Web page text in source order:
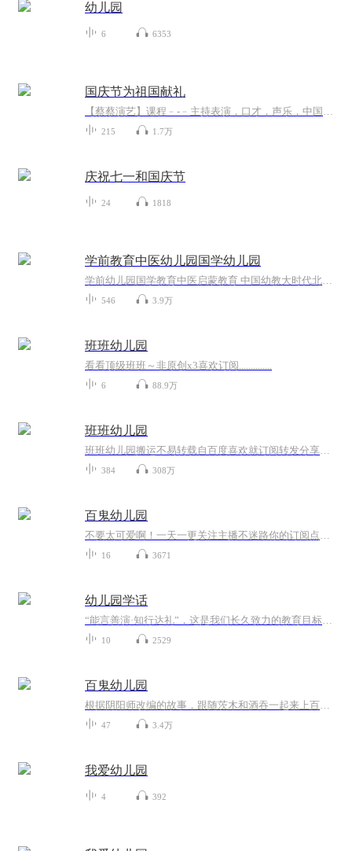
幼儿园
6 6353
国庆节为祖国献礼
【蔡蔡演艺】课程﹣-﹣主持表演，口才，声乐，中国舞，民族舞。独特的小舞台，专业的录音棚，每一位同学都能成为优秀的小明星。独特的教学模式，轻松上课，快乐学习！知名主持人，舞蹈家，高级教师任职授课！江南总校：河沟街42号三楼 18545856430江北分校...
215 1.7万
庆祝七一和国庆节
24 1818
学前教育中医幼儿园国学幼儿园
学前幼儿园国学教育中医启蒙教育 中国幼教大时代北京果雪儿原创在线学前教育直播频道推出的每天三分钟播报时间，聚焦火热中华优秀传统文化国学幼教信息内容方面：1、聚焦学前教育、幼儿园教育、家庭教育、国学教育、中医启蒙绘本阅读。2、面向幼儿园园长、...
546 3.9万
班班幼儿园
看看顶级班班～非原创x3喜欢订阅..............
6 88.9万
班班幼儿园
班班幼儿园搬运不易转载自百度喜欢就订阅转发分享非原创
384 308万
百鬼幼儿园
不要太可爱啊！一天一更关注主播不迷路你的订阅点赞收藏评论是我创作的动力
16 3671
幼儿园学话
“能言善演·知行达礼”，这是我们长久致力的教育目标。 我们努力把艺术教育和素质教育成功对接，我们用心把专业 教育和大众教育完美融合。 从1996年——创业之初，我们曾把口才教师拟作为“医生”、 “教练”和“导演”，并以此作为我们自己的工作方向和行业标准： 有那么多母语发音不准、口语表达不清的孩子需要“医生”； 有那么多天资聪慧的孩子如果经过专业“教练”的调教，就会举止 出众、仪态高雅；“孩子们都是天生的演员”，我们就是“导演”， 挖掘他们的天分，为孩子们在人生的舞台上有更多的精彩！ 就是我们现在做的，未来要做的，并且一直要做的事业！ 我们可能更了解孩子！我们可能找到了教育的真谛！我们知道 孩子需要什么，我们了解家长需要什么，我们也清楚能为社会奉献 什么！艺术是美好的，教育是高尚的，在我们这里你会看到孩子们 快乐地改变和提高。 如今，我们已经有了“全景纷呈教学法”、“习惯矫正教学法”、 “一气呵成教学法”；有了“艺素融合教育方略”；有了五大运作 体系；有了这套幼儿园专用系列教材；有了父母教育能力训练系列 教材；有了上至东北下至江南的上百家分校，将来我们还会有…… 为了孩子我们一直在努力！ 欢迎来亲自体验，并真诚相邀 —— 与我们同行！
10 2529
百鬼幼儿园
根据阴阳师改编的故事，跟随茨木和酒吞一起来上百鬼幼儿园吧！（目前已停更）
47 3.4万
我爱幼儿园
4 392